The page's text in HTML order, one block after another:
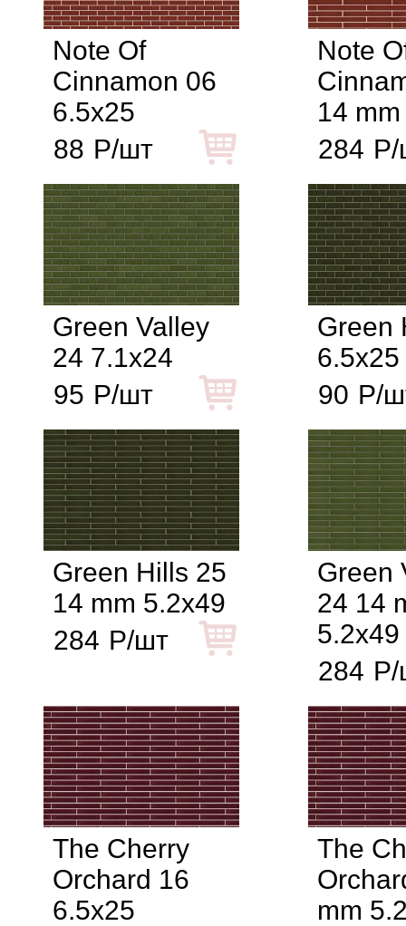
Note Of
Cinnamon 06
6.5x25
88 Р/шт
Note
14
284 Р/
Green Valley
24 7.1x24
95 Р/шт
Green
6.5x25
90 Р/
Green Hills 25
14 mm 5.2x49
284 Р/шт
Green
24 14
5.2x49
284 Р/
The Cherry
Orchard 16
6.5x25
The
mm